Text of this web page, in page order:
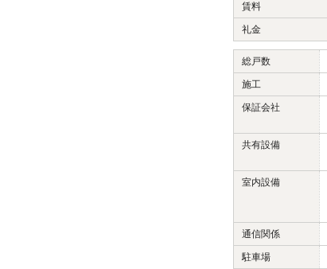
賃料
礼金
総戸数
施工
保証会社
共有設備
室内設備
通信関係
駐車場